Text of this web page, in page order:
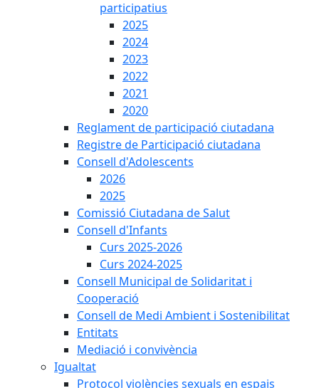
participatius
2025
2024
2023
2022
2021
2020
Reglament de participació ciutadana
Registre de Participació ciutadana
Consell d'Adolescents
2026
2025
Comissió Ciutadana de Salut
Consell d'Infants
Curs 2025-2026
Curs 2024-2025
Consell Municipal de Solidaritat i
Cooperació
Consell de Medi Ambient i Sostenibilitat
Entitats
Mediació i convivència
Igualtat
Protocol violències sexuals en espais